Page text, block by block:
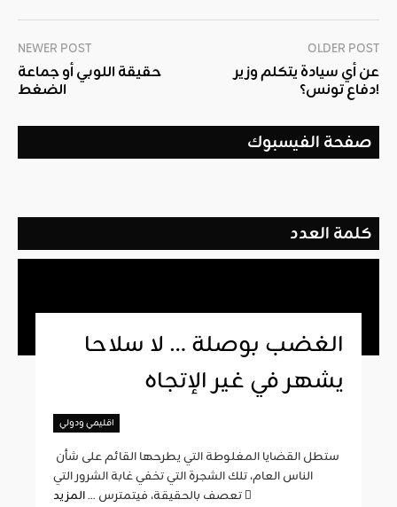
NEWER POST
حقيقة اللوبي أو جماعة
الضغط
OLDER POST
عن أي سيادة يتكلم وزير
دفاع تونس؟!
صفحة الفيسبوك
كلمة العدد
الغضب بوصلة … لا سلاحا
يشهر في غير الإتجاه
اقليمي ودولي
الناس العام، تلك الشجرة التي تخفي غابة الشرور التي
تعصف بالحقيقة، فيتمترس ...